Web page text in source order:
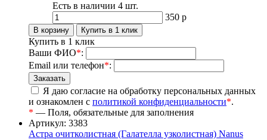
Есть в наличии 4 шт.
350 р
Купить в 1 клик
Ваши ФИО*:
Email или телефон*:
Я даю согласие на обработку персональных данных
и ознакомлен с политикой конфиденциальности*.
* — Поля, обязательные для заполнения
Артикул: 3383
Астра очитколистная (Галателла узколистная) Nanus